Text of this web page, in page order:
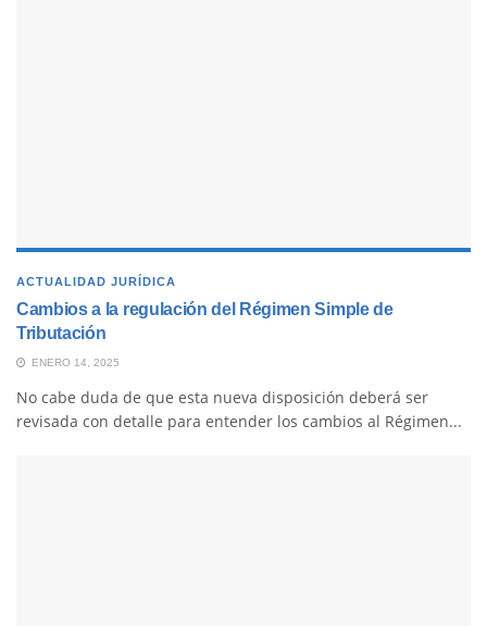
ACTUALIDAD JURÍDICA
Cambios a la regulación del Régimen Simple de
Tributación
ENERO 14, 2025
No cabe duda de que esta nueva disposición deberá ser
revisada con detalle para entender los cambios al Régimen...